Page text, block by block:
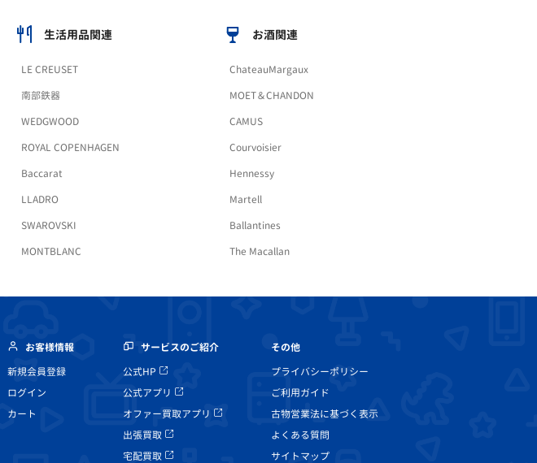
生活用品関連
LE CREUSET
南部鉄器
WEDGWOOD
ROYAL COPENHAGEN
Baccarat
LLADRO
SWAROVSKI
MONTBLANC
お酒関連
ChateauMargaux
MOET＆CHANDON
CAMUS
Courvoisier
Hennessy
Martell
Ballantines
The Macallan
お客様情報
新規会員登録
ログイン
カート
サービスのご紹介
公式HP
公式アプリ
オファー買取アプリ
出張買取
宅配買取
その他
プライバシーポリシー
ご利用ガイド
古物営業法に基づく表示
よくある質問
サイトマップ